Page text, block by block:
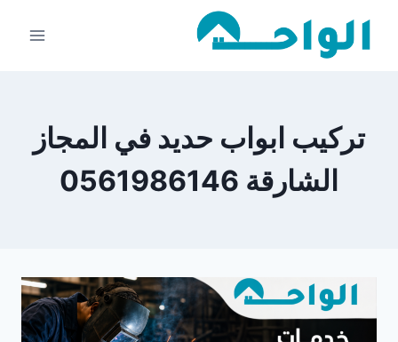
تركيب ابواب حديد في المجاز
الشارقة 0561986146